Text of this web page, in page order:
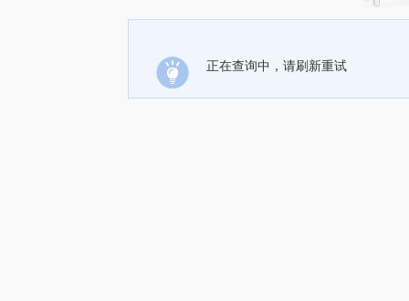
正在查询中，请刷新重试